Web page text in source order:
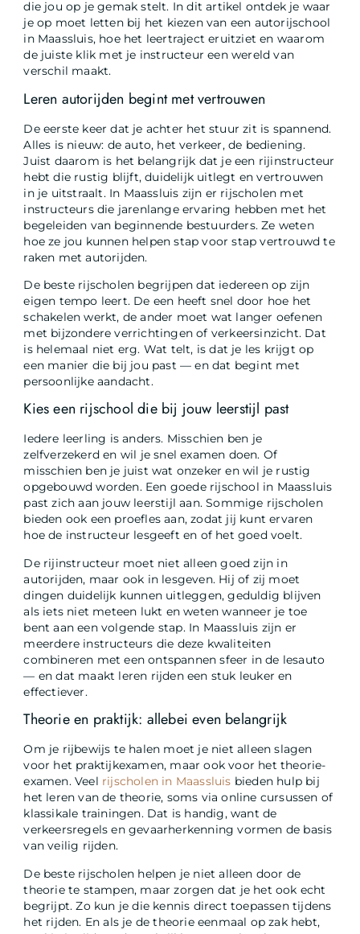
die jou op je gemak stelt. In dit artikel ontdek je waar
je op moet letten bij het kiezen van een autorijschool
in Maassluis, hoe het leertraject eruitziet en waarom
de juiste klik met je instructeur een wereld van
verschil maakt.
Leren autorijden begint met vertrouwen
De eerste keer dat je achter het stuur zit is spannend.
Alles is nieuw: de auto, het verkeer, de bediening.
Juist daarom is het belangrijk dat je een rijinstructeur
hebt die rustig blijft, duidelijk uitlegt en vertrouwen
in je uitstraalt. In Maassluis zijn er rijscholen met
instructeurs die jarenlange ervaring hebben met het
begeleiden van beginnende bestuurders. Ze weten
hoe ze jou kunnen helpen stap voor stap vertrouwd te
raken met autorijden.
De beste rijscholen begrijpen dat iedereen op zijn
eigen tempo leert. De een heeft snel door hoe het
schakelen werkt, de ander moet wat langer oefenen
met bijzondere verrichtingen of verkeersinzicht. Dat
is helemaal niet erg. Wat telt, is dat je les krijgt op
een manier die bij jou past — en dat begint met
persoonlijke aandacht.
Kies een rijschool die bij jouw leerstijl past
Iedere leerling is anders. Misschien ben je
zelfverzekerd en wil je snel examen doen. Of
misschien ben je juist wat onzeker en wil je rustig
opgebouwd worden. Een goede rijschool in Maassluis
past zich aan jouw leerstijl aan. Sommige rijscholen
bieden ook een proefles aan, zodat jij kunt ervaren
hoe de instructeur lesgeeft en of het goed voelt.
De rijinstructeur moet niet alleen goed zijn in
autorijden, maar ook in lesgeven. Hij of zij moet
dingen duidelijk kunnen uitleggen, geduldig blijven
als iets niet meteen lukt en weten wanneer je toe
bent aan een volgende stap. In Maassluis zijn er
meerdere instructeurs die deze kwaliteiten
combineren met een ontspannen sfeer in de lesauto
— en dat maakt leren rijden een stuk leuker en
effectiever.
Theorie en praktijk: allebei even belangrijk
Om je rijbewijs te halen moet je niet alleen slagen
voor het praktijkexamen, maar ook voor het theorie-
examen. Veel rijscholen in Maassluis bieden hulp bij
het leren van de theorie, soms via online cursussen of
klassikale trainingen. Dat is handig, want de
verkeersregels en gevaarherkenning vormen de basis
van veilig rijden.
De beste rijscholen helpen je niet alleen door de
theorie te stampen, maar zorgen dat je het ook echt
begrijpt. Zo kun je die kennis direct toepassen tijdens
het rijden. En als je de theorie eenmaal op zak hebt,